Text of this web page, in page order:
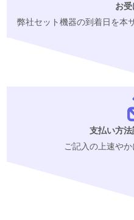
お受
弊社セット機器の到着日を本
支払い方
ご記入の上速やか